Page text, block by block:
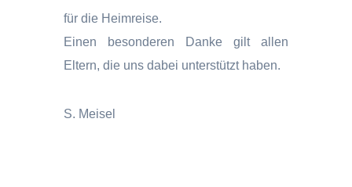
für die Heimreise.
Einen besonderen Danke gilt allen
Eltern, die uns dabei unterstützt haben.
S. Meisel